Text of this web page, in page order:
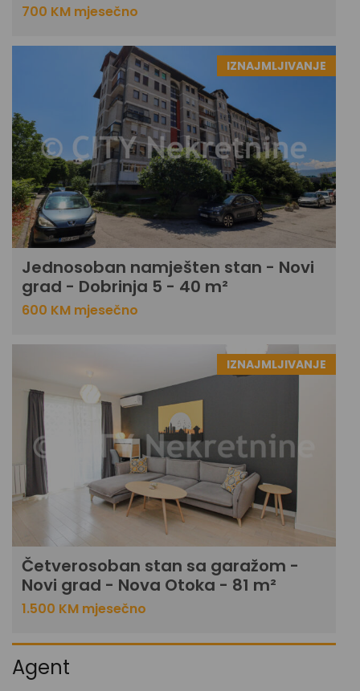
700 KM mjesečno
IZNAJMLJIVANJE
Jednosoban namješten stan - Novi
grad - Dobrinja 5 - 40 m²
600 KM mjesečno
IZNAJMLJIVANJE
Četverosoban stan sa garažom -
Novi grad - Nova Otoka - 81 m²
1.500 KM mjesečno
Agent